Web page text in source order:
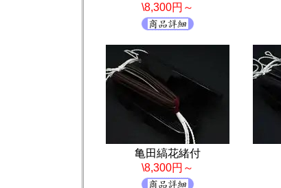
\8,300円～
亀田縞花緒付
\8,300円～